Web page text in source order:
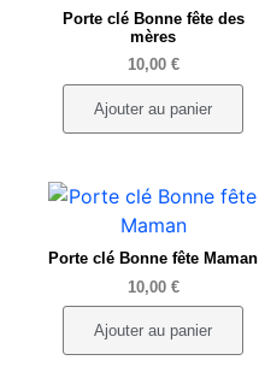
Porte clé Bonne fête des
mères
10,00 €
Ajouter au panier
Porte clé Bonne fête Maman
10,00 €
Ajouter au panier